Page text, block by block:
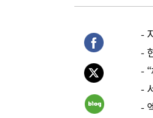
-
-
-
-
-